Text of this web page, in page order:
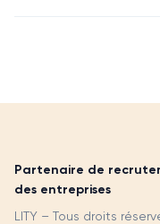
Partenaire de
des entreprises
LITY – Tous droits